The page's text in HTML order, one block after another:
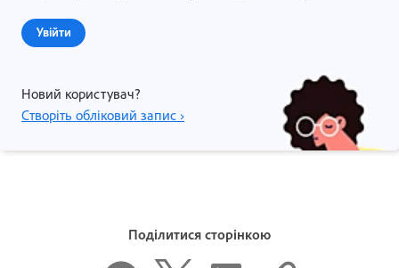
Увійти
Новий користувач?
Створіть обліковий запис ›
Поділитися сторінкою